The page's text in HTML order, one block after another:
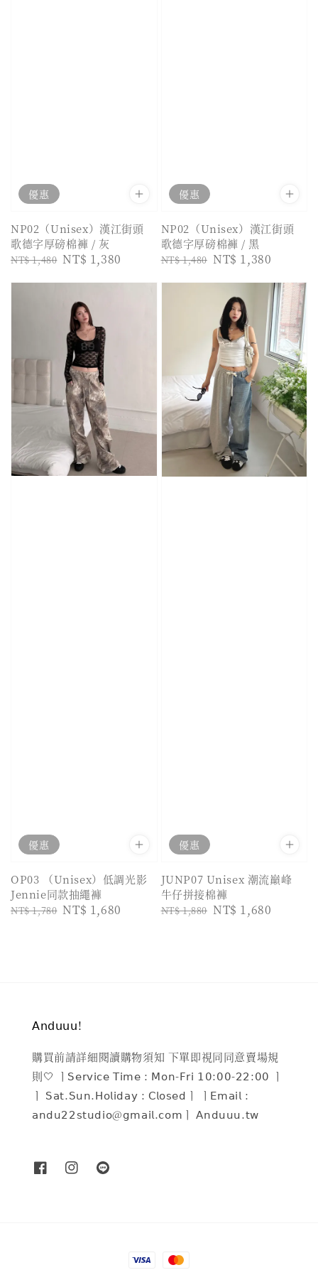
優惠
NP02（Unisex）漢江街頭
歌德字厚磅棉褲 / 灰
Regular
NT$ 1,480 Sale
NT$ 1,380
優惠
NP02（Unisex）漢江街頭
歌德字厚磅棉褲 / 黑
Regular
NT$ 1,480 Sale
NT$ 1,380
優惠
OP03 （Unisex）低調光影
Jennie同款抽繩褲
Regular
NT$ 1,780 Sale
NT$ 1,680
優惠
JUNP07 Unisex 潮流巔峰
牛仔拼接棉褲
Regular
NT$ 1,880 Sale
NT$ 1,680
𝖠𝗇𝖽𝗎𝗎𝗎!
購買前請詳細閱讀購物須知 下單即視同同意賣場規
則🤍 ㅣ𝖲𝖾𝗋𝗏𝗂𝖼𝖾 𝖳𝗂𝗆𝖾 : 𝖬𝗈𝗇-𝖥𝗋𝗂 𝟣𝟢:𝟢𝟢-𝟤𝟤:𝟢𝟢 ㅣ
ㅣ 𝖲𝖺𝗍.𝖲𝗎𝗇.𝖧𝗈𝗅𝗂𝖽𝖺𝗒 : 𝖢𝗅𝗈𝗌𝖾𝖽ㅣ ㅣ𝖤𝗆𝖺𝗂𝗅 :
𝖺𝗇𝖽𝗎𝟤𝟤𝗌𝗍𝗎𝖽𝗂𝗈@𝗀𝗆𝖺𝗂𝗅.𝖼𝗈𝗆ㅣ 𝖠𝗇𝖽𝗎𝗎𝗎.𝗍𝗐